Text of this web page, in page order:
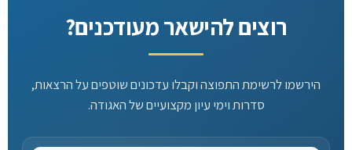
רוצים להישאר מעודכנים?
הירשמו לרשימת התפוצה וקבלו עדכונים שוטפים על הרצאות,
סדרות וימי עיון מקצועיים של האגודה.